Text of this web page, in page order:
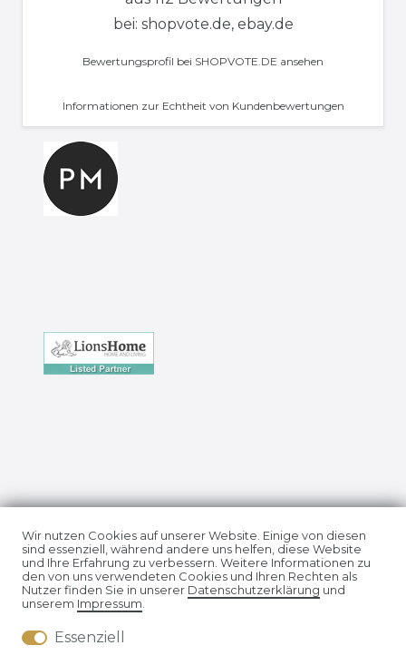
bei: shopvote.de, ebay.de
Bewertungsprofil bei SHOPVOTE.DE ansehen
Informationen zur Echtheit von Kundenbewertungen
Impressum Daten­schutz­erklärung
AGB
Wir nutzen Cookies auf unserer Website. Einige von diesen
sind essenziell, während andere uns helfen, diese Website
und Ihre Erfahrung zu verbessern. Weitere Informationen zu
den von uns verwendeten Cookies und Ihren Rechten als
Nutzer finden Sie in unserer Daten­schutz­erklärung und
unserem Impressum.
Essenziell